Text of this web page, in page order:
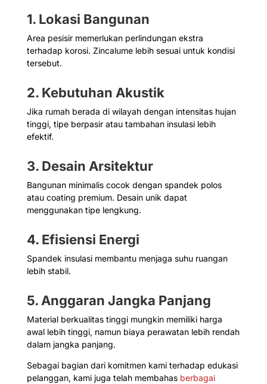
1. Lokasi Bangunan
Area pesisir memerlukan perlindungan ekstra
terhadap korosi. Zincalume lebih sesuai untuk kondisi
tersebut.
2. Kebutuhan Akustik
Jika rumah berada di wilayah dengan intensitas hujan
tinggi, tipe berpasir atau tambahan insulasi lebih
efektif.
3. Desain Arsitektur
Bangunan minimalis cocok dengan spandek polos
atau coating premium. Desain unik dapat
menggunakan tipe lengkung.
4. Efisiensi Energi
Spandek insulasi membantu menjaga suhu ruangan
lebih stabil.
5. Anggaran Jangka Panjang
Material berkualitas tinggi mungkin memiliki harga
awal lebih tinggi, namun biaya perawatan lebih rendah
dalam jangka panjang.
Sebagai bagian dari komitmen kami terhadap edukasi
pelanggan, kami juga telah membahas berbagai